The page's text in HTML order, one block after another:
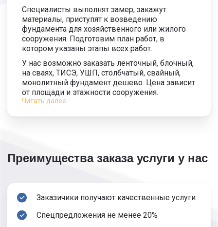
Читать далее
Специалисты выполнят замер, закажут
материалы, приступят к возведению
фундамента для хозяйственного или жилого
сооружения. Подготовим план работ, в
котором указаны этапы всех работ.
У нас возможно заказать ленточный, блочный,
на сваях, ТИСЭ, УШП, столбчатый, свайный,
монолитный фундамент дешево. Цена зависит
от площади и этажности сооружения.
Поможем правильно выбрать любой из видов
Предоставляем помощь
Учитываем предпочтения заказчиков, а
также теплотехнические и экономические
показатели при строительстве.
Преимущества заказа услуги у нас
Заказичики получают качественные услуги
Спецпредложения не менее 20%